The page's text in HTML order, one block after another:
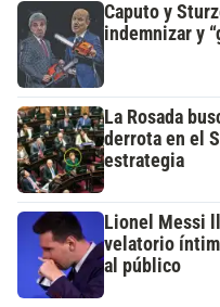
Caputo y
indemnizar y
La Rosada
derrota en el
estrategia
Lionel Messi
velatorio
al público